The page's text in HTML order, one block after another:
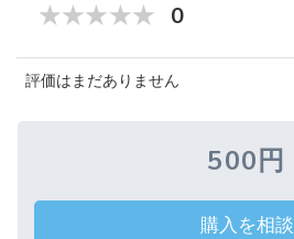
0
評価はまだありません
500円
購入を相談